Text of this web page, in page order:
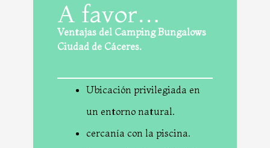
A favor…
Ventajas del Camping Bungalows
Ciudad de Cáceres.
Ubicación privilegiada en
un entorno natural.
cercanía con la piscina.